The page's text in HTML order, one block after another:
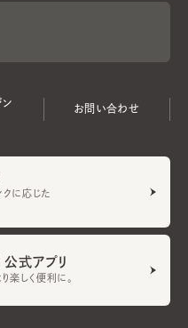
ン
お問い合わせ
クに応じた
式アプリ
楽しく便利に。